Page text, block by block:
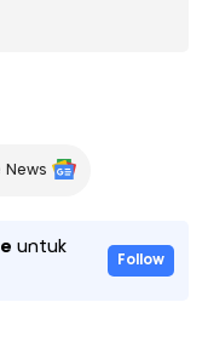
News
untuk
Follow